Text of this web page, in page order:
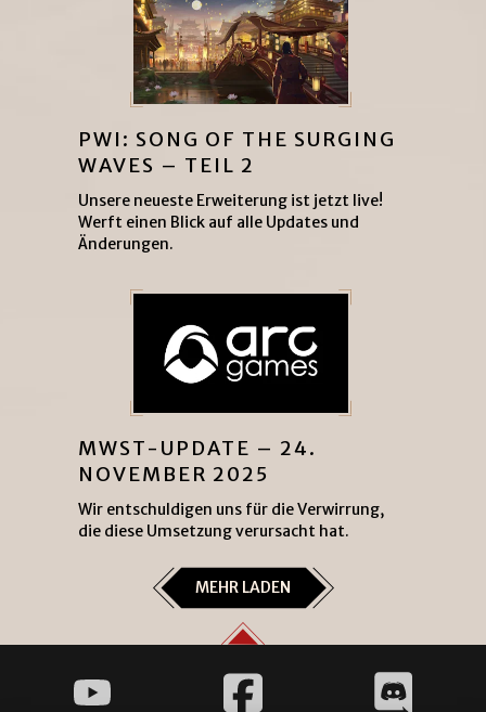
PWI: SONG OF THE SURGING
WAVES – TEIL 2
Unsere neueste Erweiterung ist jetzt live!
Werft einen Blick auf alle Updates und
Änderungen.
MWST-UPDATE – 24.
NOVEMBER 2025
Wir entschuldigen uns für die Verwirrung,
die diese Umsetzung verursacht hat.
MEHR LADEN